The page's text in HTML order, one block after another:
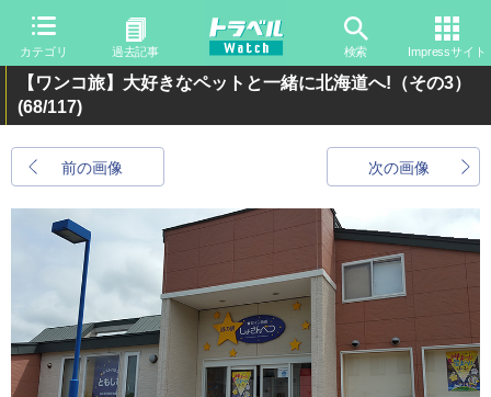
カテゴリ 過去記事 検索 Impressサイト
【ワンコ旅】大好きなペットと一緒に北海道へ!（その3）
(68/117)
前の画像 次の画像